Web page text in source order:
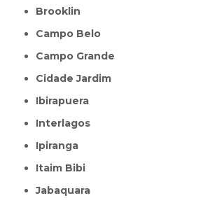
Brooklin
Campo Belo
Campo Grande
Cidade Jardim
Ibirapuera
Interlagos
Ipiranga
Itaim Bibi
Jabaquara